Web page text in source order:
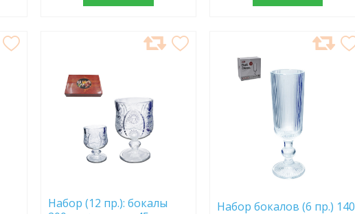
ИЗБРАННОЕ
Набор (12 пр.): бокалы
В
ИЗБРАННОЕ
Набор бокалов (6 пр.) 140